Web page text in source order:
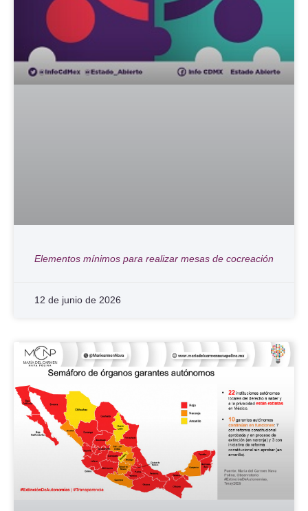
Elementos mínimos para realizar mesas de cocreación
12 de junio de 2026